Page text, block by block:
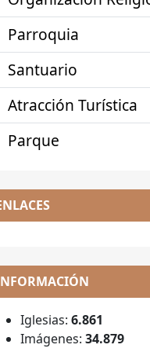
Parroquia
Santuario
Atracción Turística
Parque
Iglesias: 6.861
Imágenes: 34.879